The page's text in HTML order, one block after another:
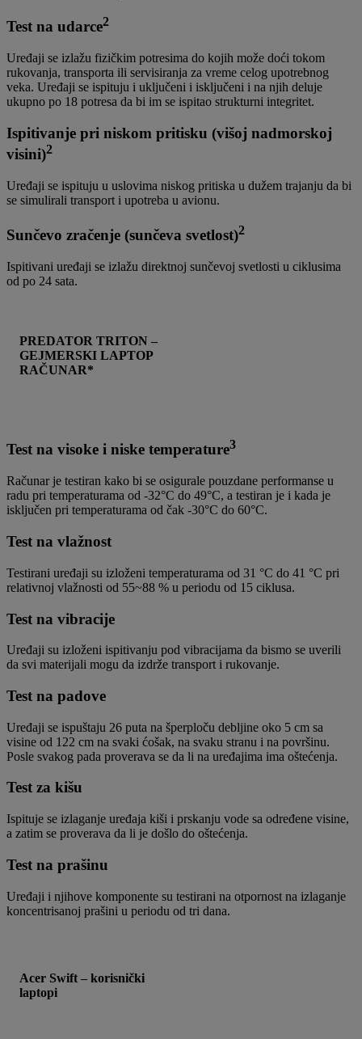
Test na udarce2
Uređaji se izlažu fizičkim potresima do kojih može doći tokom
rukovanja, transporta ili servisiranja za vreme celog upotrebnog
veka. Uređaji se ispituju i uključeni i isključeni i na njih deluje
ukupno po 18 potresa da bi im se ispitao strukturni integritet.
Ispitivanje pri niskom pritisku (višoj nadmorskoj
visini)2
Uređaji se ispituju u uslovima niskog pritiska u dužem trajanju da bi
se simulirali transport i upotreba u avionu.
Sunčevo zračenje (sunčeva svetlost)2
Ispitivani uređaji se izlažu direktnoj sunčevoj svetlosti u ciklusima
od po 24 sata.
PREDATOR TRITON –
GEJMERSKI LAPTOP
RAČUNAR*
Test na visoke i niske temperature3
Računar je testiran kako bi se osigurale pouzdane performanse u
radu pri temperaturama od -32°C do 49°C, a testiran je i kada je
isključen pri temperaturama od čak -30°C do 60°C.
Test na vlažnost
Testirani uređaji su izloženi temperaturama od 31 °C do 41 °C pri
relativnoj vlažnosti od 55~88 % u periodu od 15 ciklusa.
Test na vibracije
Uređaji su izloženi ispitivanju pod vibracijama da bismo se uverili
da svi materijali mogu da izdrže transport i rukovanje.
Test na padove
Uređaji se ispuštaju 26 puta na šperploču debljine oko 5 cm sa
visine od 122 cm na svaki ćošak, na svaku stranu i na površinu.
Posle svakog pada proverava se da li na uređajima ima oštećenja.
Test za kišu
Ispituje se izlaganje uređaja kiši i prskanju vode sa određene visine,
a zatim se proverava da li je došlo do oštećenja.
Test na prašinu
Uređaji i njihove komponente su testirani na otpornost na izlaganje
koncentrisanoj prašini u periodu od tri dana.
Acer Swift – korisnički
laptopi